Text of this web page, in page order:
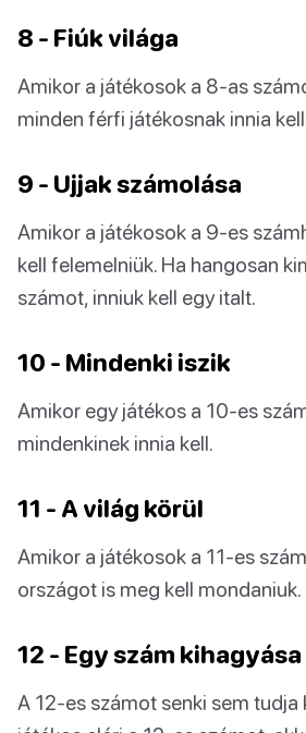
8 - Fiúk világa
Amikor a játékosok a 8-as
minden férfi játékosnak innia
9 - Ujjak számolása
Amikor a játékosok a 9-es
kell felemelniük. Ha hangosan
számot, inniuk kell egy italt.
10 - Mindenki iszik
Amikor egy játékos a 10-es
mindenkinek innia kell.
11 - A világ körül
Amikor a játékosok a 11-es
országot is meg kell mondaniuk.
12 - Egy szám kihagyása
A 12-es számot senki sem tudja